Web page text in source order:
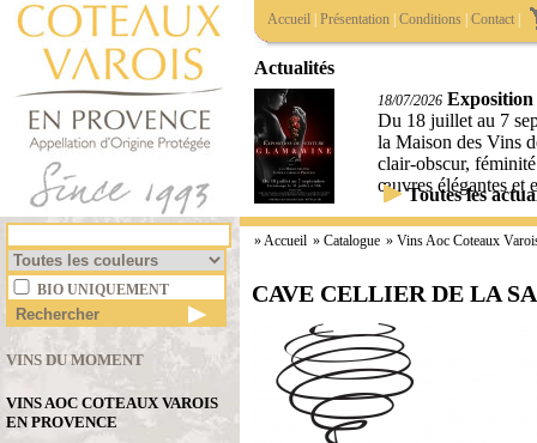
Accueil Présentation Conditions Contact
Actualités
18/07/2026
Du 18 juillet au 7
la Maison des Vins
clair-obscur,
œuvres élégantes et
Toutes les
BIO UNIQUEMENT
VINS DU MOMENT
VINS AOC COTEAUX VAROIS
EN PROVENCE
»Accueil » Catalogue » Vins Aoc Coteaux
CAVE CELLIER DE LA